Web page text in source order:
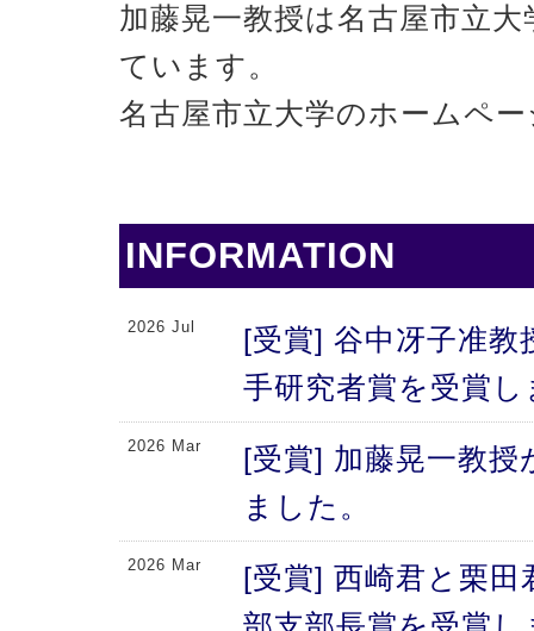
加藤晃一教授は名古屋市立
ています。
名古屋市立大学のホームペ
INFORMATION
2026 Jul
[受賞] 谷中冴子准教
手研究者賞を受賞
2026 Mar
[受賞] 加藤晃一教授
ました。
2026 Mar
[受賞] 西崎君と栗田